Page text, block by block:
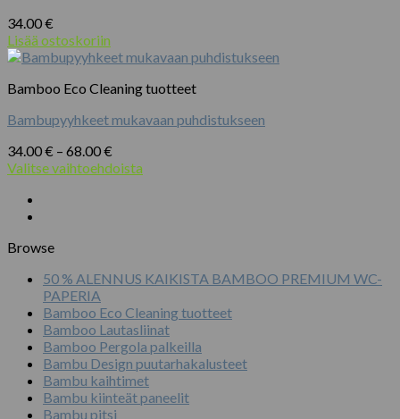
34.00€
Lisää ostoskoriin
Bamboo Eco Cleaning tuotteet
Bambupyyhkeet mukavaan puhdistukseen
34.00€ – 68.00€
34.00 €
Valitse vaihtoehdoista
tuotteella
muunnelma.
tehdä
valinnat
tuotteen
sivulla.
Browse
50 % ALENNUS KAIKISTA BAMBOO PREMIUM WC-
PAPERIA
Bamboo Eco Cleaning tuotteet
Bamboo Lautasliinat
Bamboo Pergola palkeilla
Bambu Design puutarhakalusteet
Bambu kaihtimet
Bambu kiinteät paneelit
Bambu pitsi